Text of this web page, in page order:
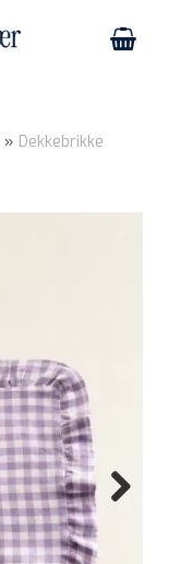
» Dekkebrikke